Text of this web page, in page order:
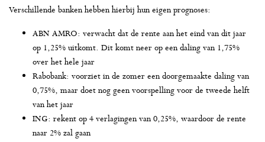
Verschillende banken hebben hierbij hun eigen prognoses:
ABN AMRO: verwacht dat de rente aan het eind van dit jaar
op 1,25% uitkomt. Dit komt neer op een daling van 1,75%
over het hele jaar
Rabobank: voorziet in de zomer een doorgemaakte daling van
0,75%, maar doet nog geen voorspelling voor de tweede helft
van het jaar
ING: rekent op 4 verlagingen van 0,25%, waardoor de rente
naar 2% zal gaan